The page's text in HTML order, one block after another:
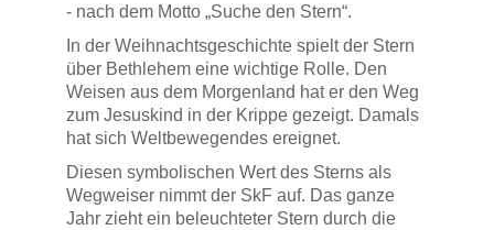
- nach dem Motto „Suche den Stern“.
In der Weihnachtsgeschichte spielt der Stern
über Bethlehem eine wichtige Rolle. Den
Weisen aus dem Morgenland hat er den Weg
zum Jesuskind in der Krippe gezeigt. Damals
hat sich Weltbewegendes ereignet.
Diesen symbolischen Wert des Sterns als
Wegweiser nimmt der SkF auf. Das ganze
Jahr zieht ein beleuchteter Stern durch die